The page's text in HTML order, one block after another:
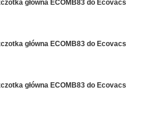
główna ECOMB83 do Ecovacs
główna ECOMB83 do Ecovacs
główna ECOMB83 do Ecovacs